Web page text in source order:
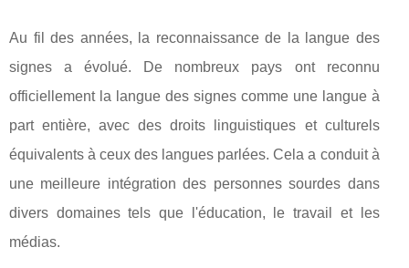
Au fil des années, la reconnaissance de la langue des
signes a évolué. De nombreux pays ont reconnu
officiellement la langue des signes comme une langue à
part entière, avec des droits linguistiques et culturels
équivalents à ceux des langues parlées. Cela a conduit à
une meilleure intégration des personnes sourdes dans
divers domaines tels que l'éducation, le travail et les
médias.